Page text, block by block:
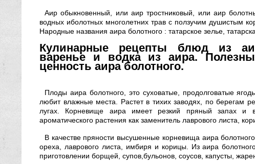
Аир обыкновенный, или аир тростниковый, или аир
водных иболотных многолетних трав с ползучим душистым
Народные названия аира болотного : татарское зелье,
Кулинарные рецепты блюд из
варенье и водка из аира.
ценность аира болотного.
Плоды аира болотного, это суховатые, продолговатые
любит влажные места. Растет в тихих заводях, по берегам
лугах. Корневище аира имеет резкий пряный запах и
ароматического растения как заменитель лаврового листа,
В качестве пряности высушенные корневища аира
ореха, лаврового листа, имбиря и корицы. Из аира
приготовлении борщей, супов,бульонов, соусов, капусты,